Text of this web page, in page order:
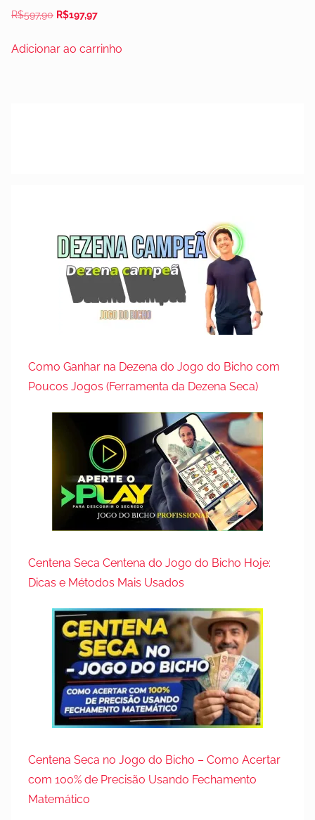
R$597,90 R$197,97
Adicionar ao carrinho
Como Ganhar na Dezena do Jogo do Bicho com
Poucos Jogos (Ferramenta da Dezena Seca)
Centena Seca Centena do Jogo do Bicho Hoje:
Dicas e Métodos Mais Usados
Centena Seca no Jogo do Bicho – Como Acertar
com 100% de Precisão Usando Fechamento
Matemático